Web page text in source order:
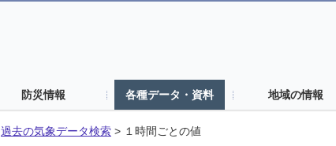
防災情報 各種データ・資料 地域の情報
過去の気象データ検索 > １時間ごとの値